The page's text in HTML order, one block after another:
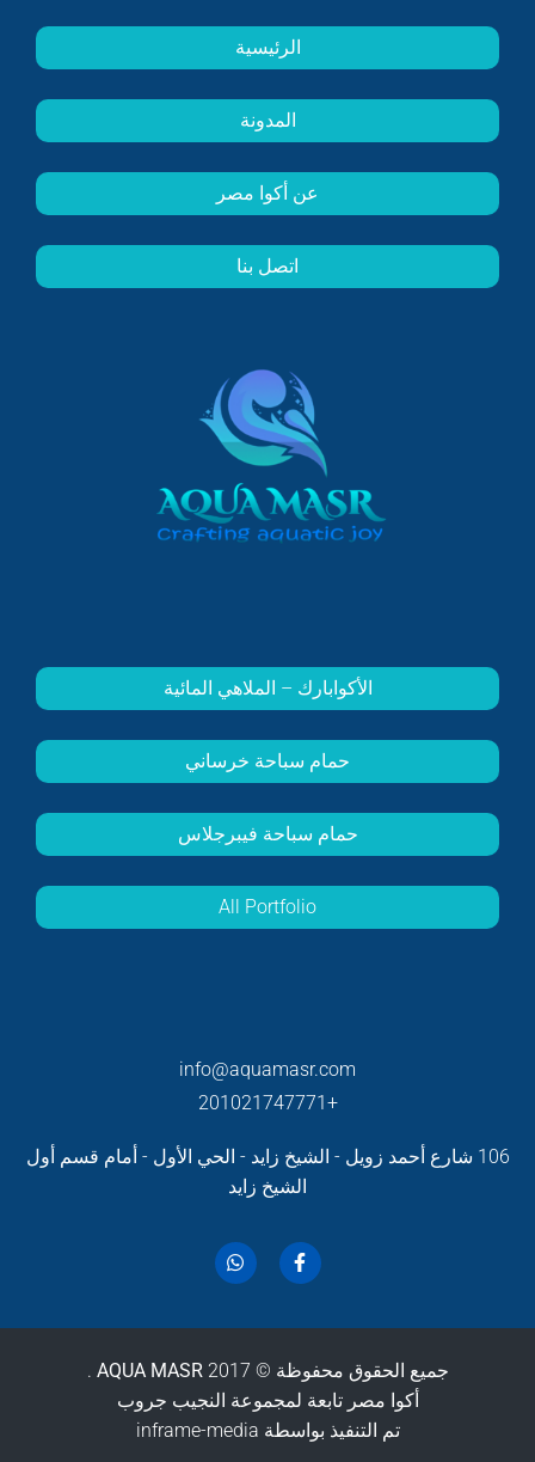
الرئيسية
المدونة
عن أكوا مصر
اتصل بنا
الأكوابارك – الملاهي المائية
حمام سباحة خرساني
حمام سباحة فيبرجلاس
All Portfolio
info@aquamasr.com
+201021747771
106 شارع أحمد زويل - الشيخ زايد - الحي الأول - أمام قسم أول
الشيخ زايد
جميع الحقوق محفوظة © AQUA MASR2017 .
أكوا مصر تابعة لمجموعة النجيب جروب
تم التنفيذ بواسطة inframe-media